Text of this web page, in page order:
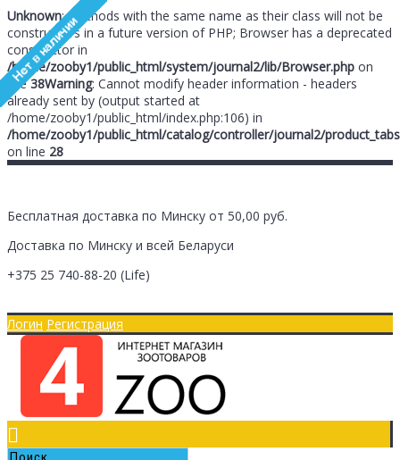
Unknown: Methods with the same name as their class will not be
constructors in a future version of PHP; Browser has a deprecated
constructor in
/home/zooby1/public_html/system/journal2/lib/Browser.php on
line38Warning: Cannot modify header information - headers
already sent by (output started at
/home/zooby1/public_html/index.php:106) in
/home/zooby1/public_html/catalog/controller/journal2/
on line 28
Бесплатная доставка по Минску от 50,00 руб.
Доставка по Минску и всей Беларуси
+375 25 740-88-20 (Life)
Логин Регистрация